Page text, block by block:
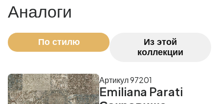
Аналоги
По стилю
Из этой
коллекции
Emiliana Parati
Артикул 97201